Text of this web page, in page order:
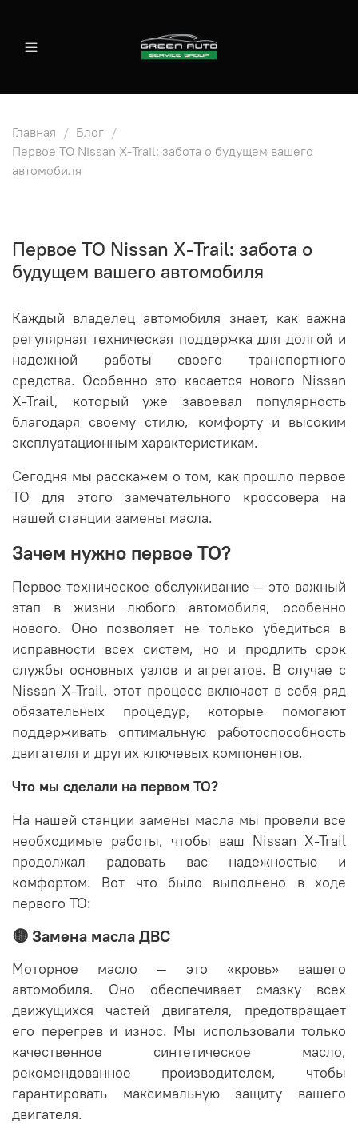
Главная
Блог
Первое ТО Nissan X-Trail: забота о будущем вашего
автомобиля
Первое ТО Nissan X-Trail: забота о
будущем вашего автомобиля
Каждый владелец автомобиля знает, как важна
регулярная техническая поддержка для долгой и
надежной работы своего транспортного
средства. Особенно это касается нового Nissan
X-Trail, который уже завоевал популярность
благодаря своему стилю, комфорту и высоким
эксплуатационным характеристикам.
Сегодня мы расскажем о том, как прошло первое
ТО для этого замечательного кроссовера на
нашей станции замены масла.
Зачем нужно первое ТО?
Первое техническое обслуживание — это важный
этап в жизни любого автомобиля, особенно
нового. Оно позволяет не только убедиться в
исправности всех систем, но и продлить срок
службы основных узлов и агрегатов. В случае с
Nissan X-Trail, этот процесс включает в себя ряд
обязательных процедур, которые помогают
поддерживать оптимальную работоспособность
двигателя и других ключевых компонентов.
Что мы сделали на первом ТО?
На нашей станции замены масла мы провели все
необходимые работы, чтобы ваш Nissan X-Trail
продолжал радовать вас надежностью и
комфортом. Вот что было выполнено в ходе
первого ТО:
🟡 Замена масла ДВС
Моторное масло — это «кровь» вашего
автомобиля. Оно обеспечивает смазку всех
движущихся частей двигателя, предотвращает
его перегрев и износ. Мы использовали только
качественное синтетическое масло,
рекомендованное производителем, чтобы
гарантировать максимальную защиту вашего
двигателя.